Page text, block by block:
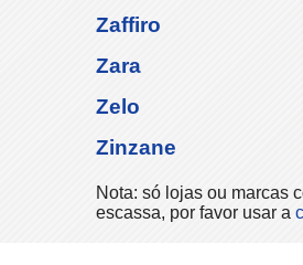
Zaffiro
Zara
Zelo
Zinzane
Nota: só lojas ou marcas
escassa, por favor usar a